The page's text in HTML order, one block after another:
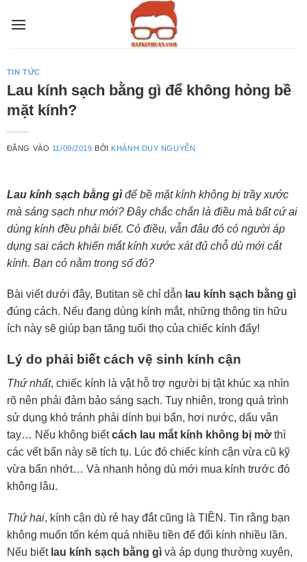
qua
TIN TỨC
Lau kính sạch bằng gì để không hỏng bề
mặt kính?
ĐĂNG VÀO 11/09/2019 BỞI KHÁNH DUY NGUYỄN
Lau kính sạch bằng gìđể bề mặt kính không bị trầy xước
mà sáng sạch như mới? Đây chắc chắn là điều mà bất cứ ai
dùng kính đều phải biết. Có điều, vẫn đâu đó có người áp
dụng sai cách khiến mắt kính xước xát đủ chỗ dù mới cắt
kính. Bạn có nằm trong số đó?
Bài viết dưới đây, Butitan sẽ chỉ dẫn lau kính sạch bằng gì
đúng cách. Nếu đang dùng kính mắt, những thông tin hữu
ích này sẽ giúp bạn tăng tuổi thọ của chiếc kính đấy!
Lý do phải biết cách vệ sinh kính cận
Thứ nhất, chiếc kính là vật hỗ trợ người bị tật khúc xạ nhìn
rõ nên phải đảm bảo sáng sạch. Tuy nhiên, trong quá trình
sử dụng khó tránh phải dính bụi bẩn, hơi nước, dấu vân
tay… Nếu không biếtcách lau mắt kính không bị mờthì
các vết bẩn này sẽ tích tụ. Lúc đó chiếc kính cận vừa cũ kỹ
vừa bẩn nhớt… Và nhanh hỏng dù mới mua kính trước đó
không lâu.
Thứ hai, kính cận dù rẻ hay đắt cũng là TIỀN. Tin rằng bạn
không muốn tốn kém quá nhiều tiền để đổi kính nhiều lần.
Nếu biết lau kính sạch bằng gìvà áp dụng thường xuyên,